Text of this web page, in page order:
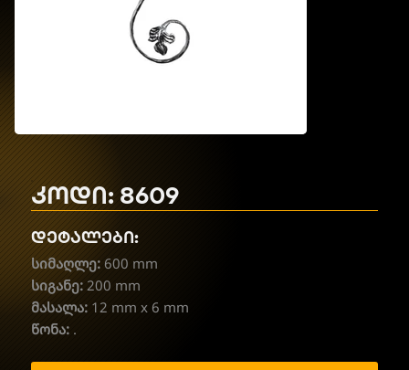
კოდი: 8609
დეტალები:
სიმაღლე: 600 mm
სიგანე: 200 mm
მასალა: 12 mm x 6 mm
წონა: .